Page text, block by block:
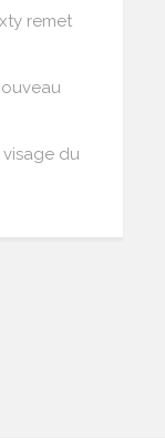
remet
visage du